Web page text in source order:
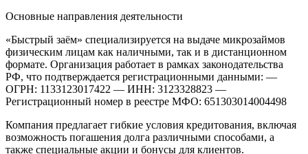
Основные направления деятельности
«Быстрый заём» специализируется на выдаче микрозаймов
физическим лицам как наличными, так и в дистанционном
формате. Организация работает в рамках законодательства
РФ, что подтверждается регистрационными данными: —
ОГРН: 1133123017422 — ИНН: 3123328823 —
Регистрационный номер в реестре МФО: 651303014004498
Компания предлагает гибкие условия кредитования, включая
возможность погашения долга различными способами, а
также специальные акции и бонусы для клиентов.